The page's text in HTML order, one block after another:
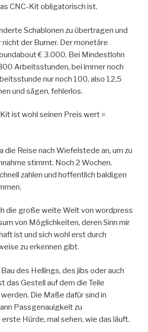
CNC-Kit obligatorisch ist.
Schablonen zu übertragen und
der Burner. Der monetäre
€ 3.000. Bei Mindestlohn
Arbeitsstunden, bei immer noch
nur noch 100, also 12,5
und sägen, fehlerlos.
ist wohl seinen Preis wert =
die Reise nach Wiefelstede an, um zu
stimmt. Noch 2 Wochen.
zahlen und hoffentlich baldigen
die große weite Welt von wordpress
von Möglichkeiten, deren Sinn mir
ist und sich wohl erst durch
zu erkennen gibt.
des Hellings, des jibs oder auch
das Gestell auf dem die Teile
Die Maße dafür sind in
Passgenauigkeit zu
Hürde, mal sehen, wie das läuft.